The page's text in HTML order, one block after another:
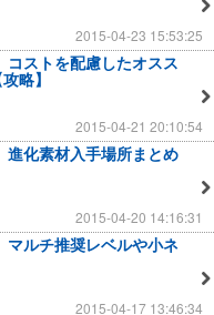
2015-04-23 15:53:25
コストを配慮したオスス
略】
2015-04-21 20:10:54
進化素材入手場所まとめ
2015-04-20 14:16:31
マルチ推奨レベルや小ネ
2015-04-17 13:46:34